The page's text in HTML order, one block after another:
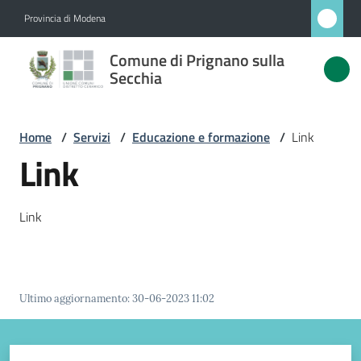
Provincia di Modena
Comune di Prignano sulla
Secchia
Comune
di
sulla
Secchia
Amministrazione
Home / Servizi / Educazione e formazione / Link
Link
Link
Ultimo aggiornamento:30-06-2023 11:02